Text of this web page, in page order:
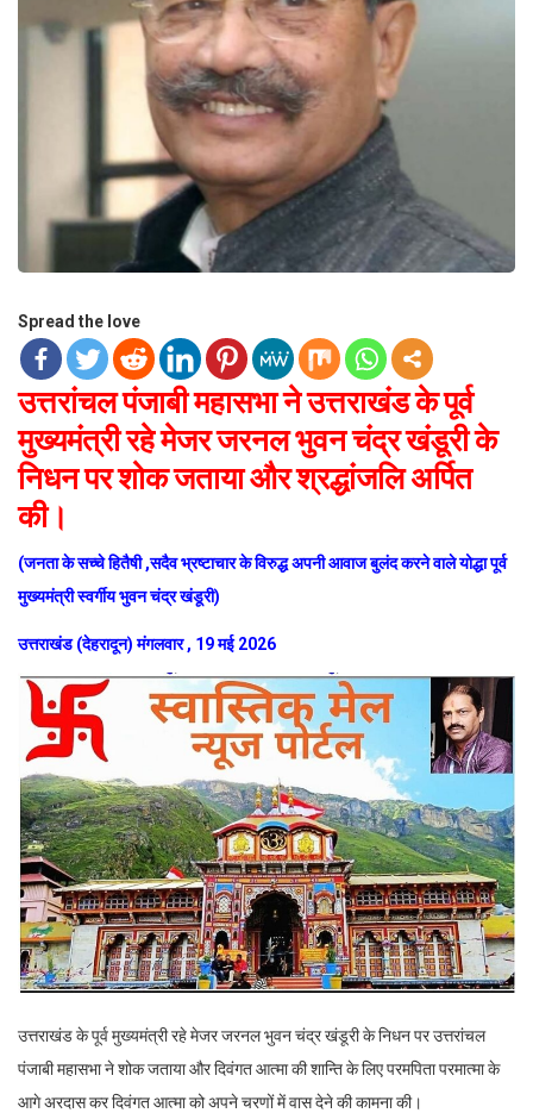
Spread the love
उत्तरांचल पंजाबी महासभा ने उत्तराखंड के पूर्व
मुख्यमंत्री रहे मेजर जरनल भुवन चंद्र खंडूरी के
निधन पर शोक जताया और श्रद्धांजलि अर्पित
की।
(जनता के सच्चे हितैषी ,सदैव भ्रष्टाचार के विरुद्ध अपनी आवाज बुलंद करने वाले योद्धा पूर्व
मुख्यमंत्री स्वर्गीय भुवन चंद्र खंडूरी)
उत्तराखंड (देहरादून) मंगलवार , 19 मई 2026
उत्तराखंड के पूर्व मुख्यमंत्री रहे मेजर जरनल भुवन चंद्र खंडूरी के निधन पर उत्तरांचल
पंजाबी महासभा ने शोक जताया और दिवंगत आत्मा की शान्ति के लिए परमपिता परमात्मा के
आगे अरदास कर दिवंगत आत्मा को अपने चरणों में वास देने की कामना की।